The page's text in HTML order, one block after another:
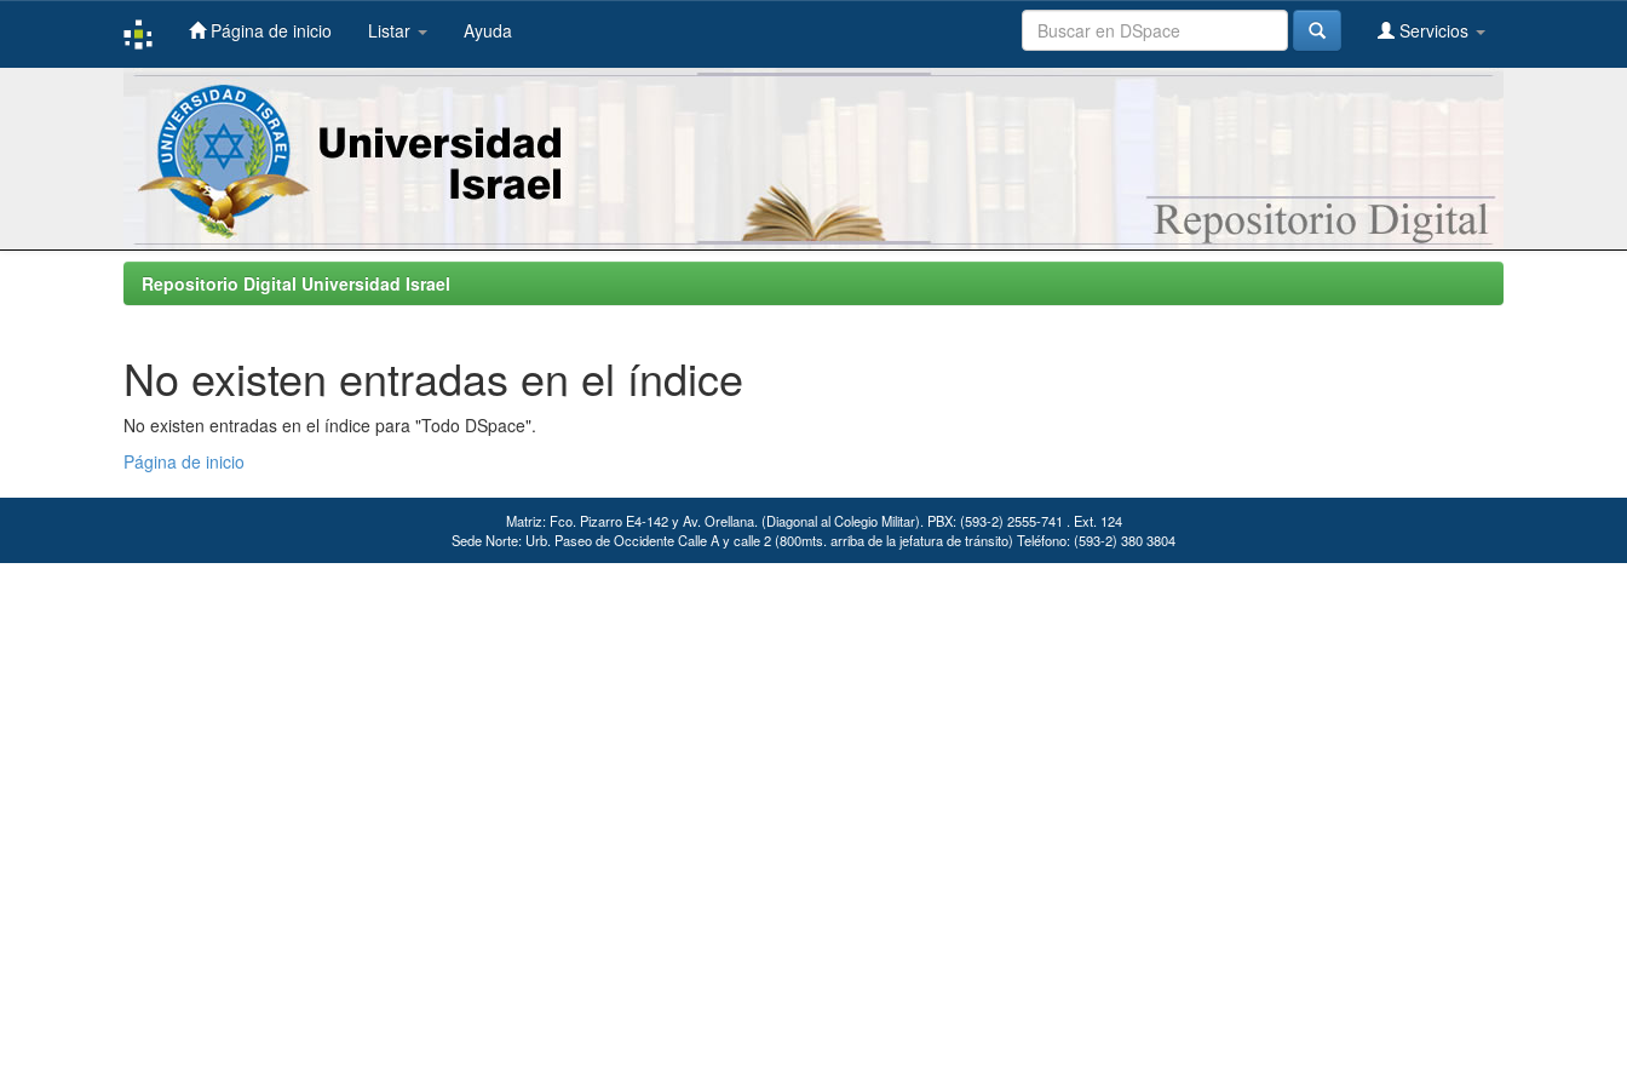
Skip
Página de inicio Listar Ayuda Servicios
Repositorio Digital Universidad Israel
No existen entradas en el índice
No existen entradas en el índice para "Todo DSpace".
Página de inicio
Matriz: Fco. Pizarro E4-142 y Av. Orellana. (Diagonal al Colegio Militar). PBX: (593-2) 2555-741 . Ext. 124
Sede Norte: Urb. Paseo de Occidente Calle A y calle 2 (800mts. arriba de la jefatura de tránsito) Teléfono: (593-2) 380 3804